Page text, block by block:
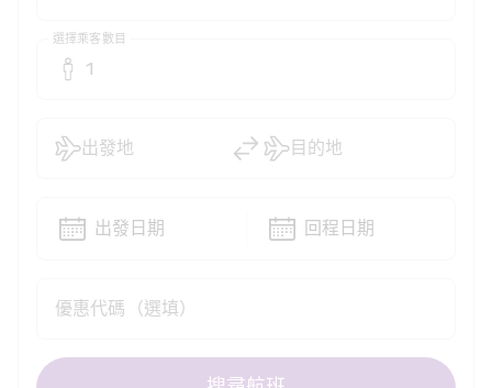
選擇乘客數目
1
優惠代碼（選填）
出發地 目的地
出發日期 回程日期